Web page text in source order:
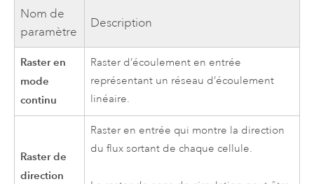
Nom de
paramètre
Description
Raster en
mode
continu
Raster d’écoulement en entrée
représentant un réseau d’écoulement
linéaire.
Raster de
direction
Raster en entrée qui montre la direction
du flux sortant de chaque cellule.